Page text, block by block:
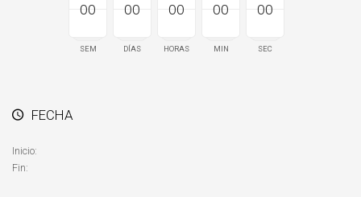
00
00
00
SEM
00
00
00
DÍAS
00
00
00
HORAS
00
00
00
MIN
00
00
00
SEC
FECHA
Inicio:
Fin: